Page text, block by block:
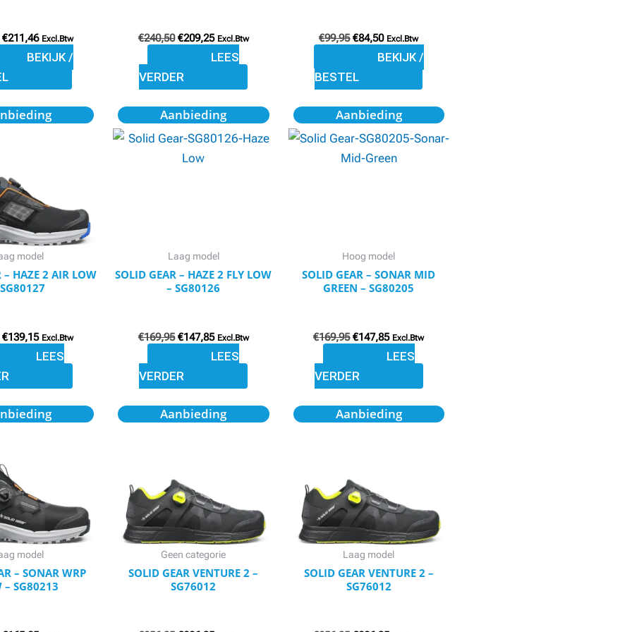
€211,46 Excl.Btw
BEKIJK /
productpagina
€240,50 €209,25 Excl.Btw
LEES
VERDER
€99,95 €84,50 Excl.Btw
BEKIJK /
BESTEL
productpagina
model
– HAZE 2 AIR LOW
Oorspronkelijke
prijs
€139,15
Huidige
prijs
Excl.Btw
LEES
Aanbieding
Laag model
SOLID GEAR – HAZE 2 FLY LOW
– SG80126
€169,95
Oorspronkelijke
prijs
was:
€147,85
Huidige
prijs
is:
Excl.Btw
LEES
VERDER
Aanbieding
Hoog model
SOLID GEAR – SONAR MID
GREEN – SG80205
€169,95
Oorspronkelijke
prijs
was:
€147,85
Huidige
prijs
is:
Excl.Btw
LEES
VERDER
model
– SONAR WRP
– SG80213
Oorspronkelijke
prijs
Huidige
prijs
Aanbieding
Geen categorie
SOLID GEAR VENTURE 2 –
SG76012
Oorspronkelijke
prijs
Huidige
prijs
Dit
variaties.
Deze
optie
kan
gekozen
worden
Aanbieding
Laag model
SOLID GEAR VENTURE 2 –
SG76012
Oorspronkelijke
prijs
Huidige
prijs